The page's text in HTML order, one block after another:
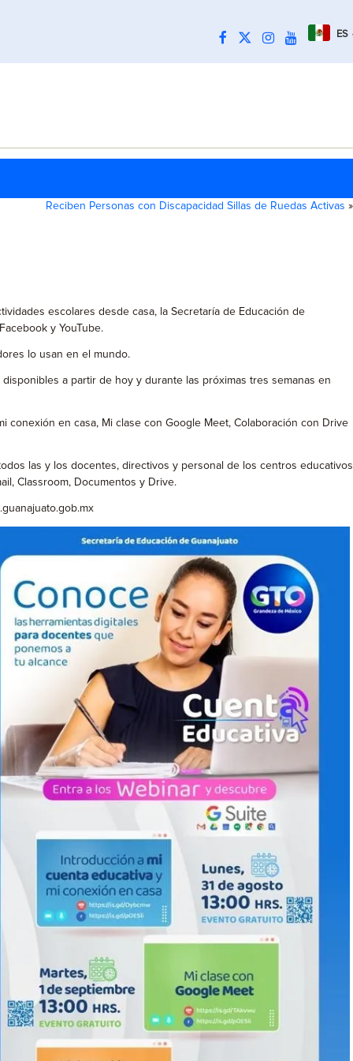
ES
Reciben Personas con Discapacidad Sillas de Ruedas Activas »
escolares desde casa, la Secretaría de Educación de
y YouTube.
lo usan en el mundo.
a partir de hoy y durante las próximas tres semanas en
conexión en casa, Mi clase con Google Meet, Colaboración con Drive
las y los docentes, directivos y personal de los centros educativos
Classroom, Documentos y Drive.